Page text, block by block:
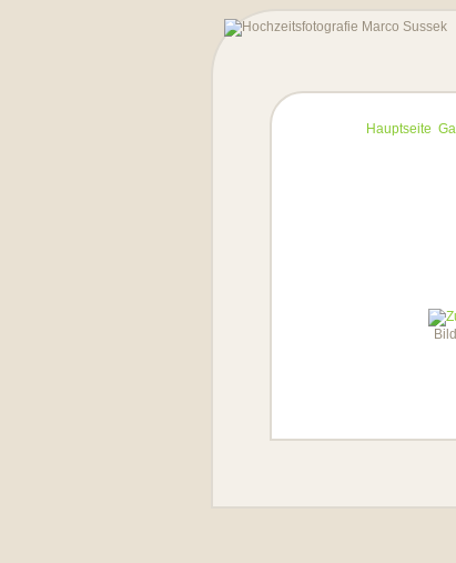
Hauptseite